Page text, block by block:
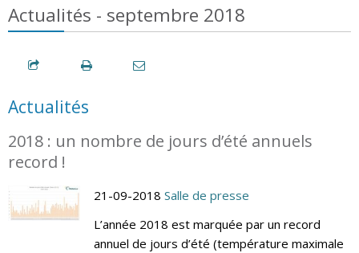
Actualités - septembre 2018
Actualités
2018 : un nombre de jours d’été annuels
record !
21-09-2018 Salle de presse
L’année 2018 est marquée par un record
annuel de jours d’été (température maximale